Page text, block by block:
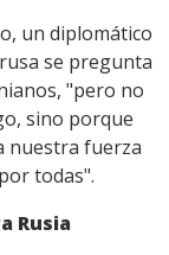
un diplomático
se pregunta
"pero no
sino porque
nuestra fuerza
todas".
Rusia